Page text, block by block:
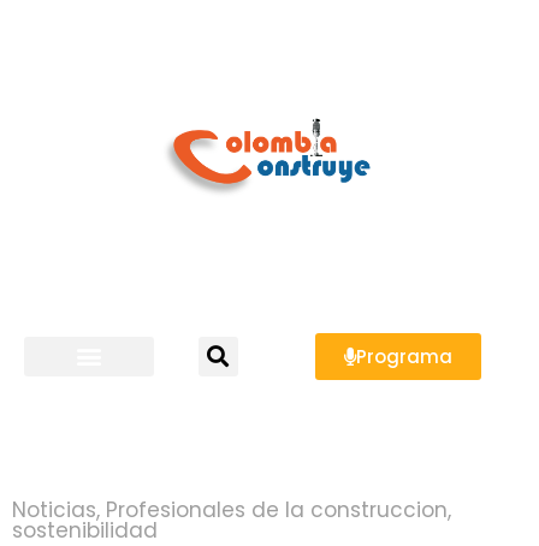
Programa
Noticias, Profesionales de la construccion,
sostenibilidad